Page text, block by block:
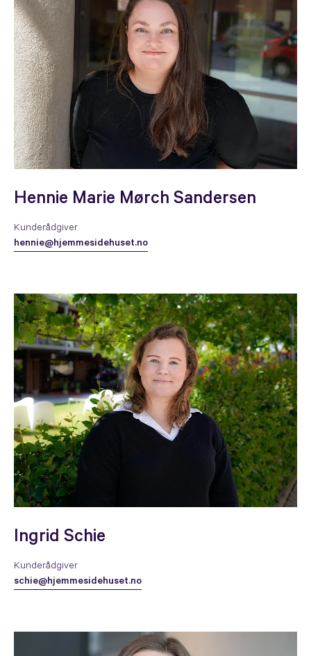
Hennie Marie Mørch Sandersen
Kunderådgiver
hennie@hjemmesidehuset.no
Ingrid Schie
Kunderådgiver
schie@hjemmesidehuset.no